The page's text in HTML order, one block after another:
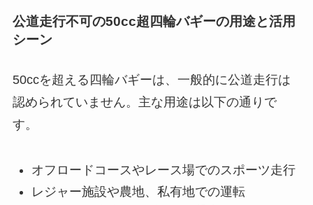
公道走行不可の50cc超四輪バギーの用途と活用
シーン
50ccを超える四輪バギーは、一般的に公道走行は
認められていません。主な用途は以下の通りで
す。
オフロードコースやレース場でのスポーツ走行
レジャー施設や農地、私有地での運転